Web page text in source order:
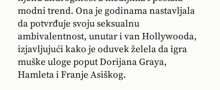
modni trend. Ona je godinama nastavljala
da potvrđuje svoju seksualnu
ambivalentnost, unutar i van Hollywooda,
izjavljujući kako je oduvek želela da igra
muške uloge poput Dorijana Graya,
Hamleta i Franje Asiškog.